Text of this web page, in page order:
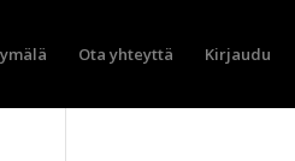
Ota yhteyttä Kirjaudu